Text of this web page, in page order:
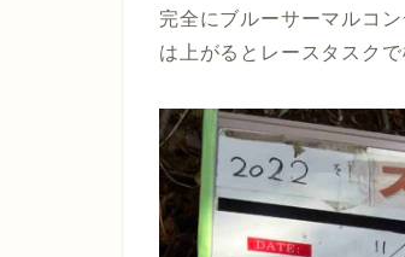
完全にブルーサーマルコ
は上がるとレースタスク